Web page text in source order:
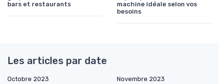
bars et restaurants
machine idéale selon vos
besoins
Les articles par date
Octobre 2023
Novembre 2023